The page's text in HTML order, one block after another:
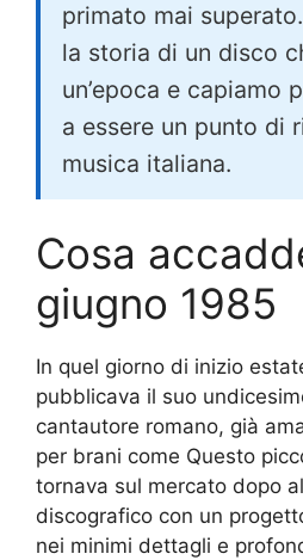
primato mai
la storia di un disco
un’epoca e capiamo
a essere un punto di
musica italiana.
Cosa
giugno 1985
In quel giorno di inizio
pubblicava il suo
cantautore romano, già
per brani come Questo
tornava sul mercato dopo
discografico con un
nei minimi dettagli e